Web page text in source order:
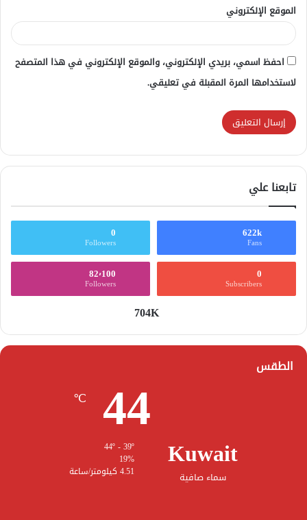
الموقع الإلكتروني
احفظ اسمي، بريدي الإلكتروني، والموقع الإلكتروني في هذا المتصفح
لاستخدامها المرة المقبلة في تعليقي.
تابعنا علي
622k
Fans
0
Followers
0
Subscribers
82٬100
Followers
704K
الطقس
Kuwait
سماء صافية
44
℃
19%
4.51 كيلومتر/ساعة